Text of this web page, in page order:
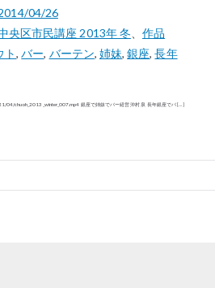
04/26
央区市民講座 2013年 冬
作品
ト,バー, バーテン, 姉妹,銀座,長年
chuoh_2013_winter_007.mp4 銀座で姉妹でバー経営 沖村 泉 長年銀座でバ […]